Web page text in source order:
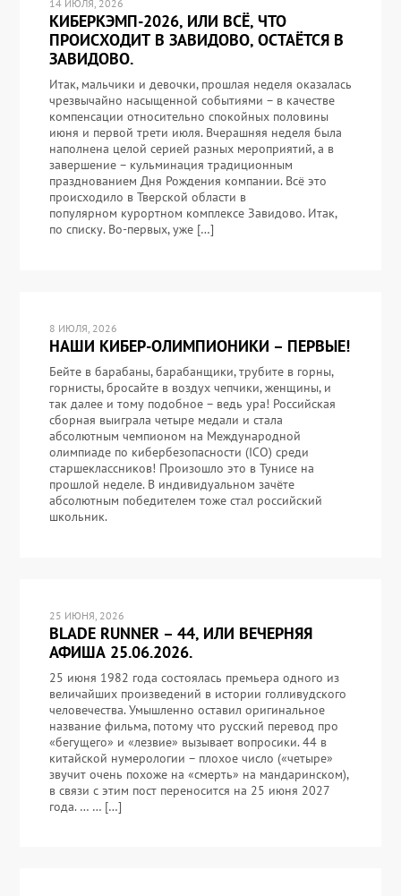
14 ИЮЛЯ, 2026
КИБЕРКЭМП-2026, ИЛИ ВСЁ, ЧТО
ПРОИСХОДИТ В ЗАВИДОВО, ОСТАЁТСЯ В
ЗАВИДОВО.
Итак, мальчики и девочки, прошлая неделя оказалась
чрезвычайно насыщенной событиями – в качестве
компенсации относительно спокойных половины
июня и первой трети июля. Вчерашняя неделя была
наполнена целой серией разных мероприятий, а в
завершение – кульминация традиционным
празднованием Дня Рождения компании. Всё это
происходило в Тверской области в
популярном курортном комплексе Завидово. Итак,
по списку. Во-первых, уже […]
8 ИЮЛЯ, 2026
НАШИ КИБЕР-ОЛИМПИОНИКИ – ПЕРВЫЕ!
Бейте в барабаны, барабанщики, трубите в горны,
горнисты, бросайте в воздух чепчики, женщины, и
так далее и тому подобное – ведь ура! Российская
сборная выиграла четыре медали и стала
абсолютным чемпионом на Международной
олимпиаде по кибербезопасности (ICO) среди
старшеклассников! Произошло это в Тунисе на
прошлой неделе. В индивидуальном зачёте
абсолютным победителем тоже стал российский
школьник.
25 ИЮНЯ, 2026
BLADE RUNNER – 44, ИЛИ ВЕЧЕРНЯЯ
АФИША 25.06.2026.
25 июня 1982 года состоялась премьера одного из
величайших произведений в истории голливудского
человечества. Умышленно оставил оригинальное
название фильма, потому что русский перевод про
«бегущего» и «лезвие» вызывает вопросики. 44 в
китайской нумерологии – плохое число («четыре»
звучит очень похоже на «смерть» на мандаринском),
в связи с этим пост переносится на 25 июня 2027
года. … … […]